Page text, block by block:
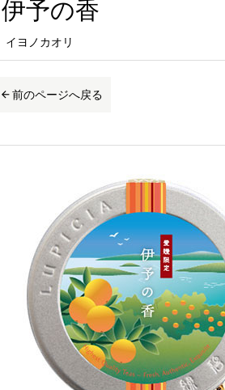
伊予の香
イヨノカオリ
前のページへ戻る